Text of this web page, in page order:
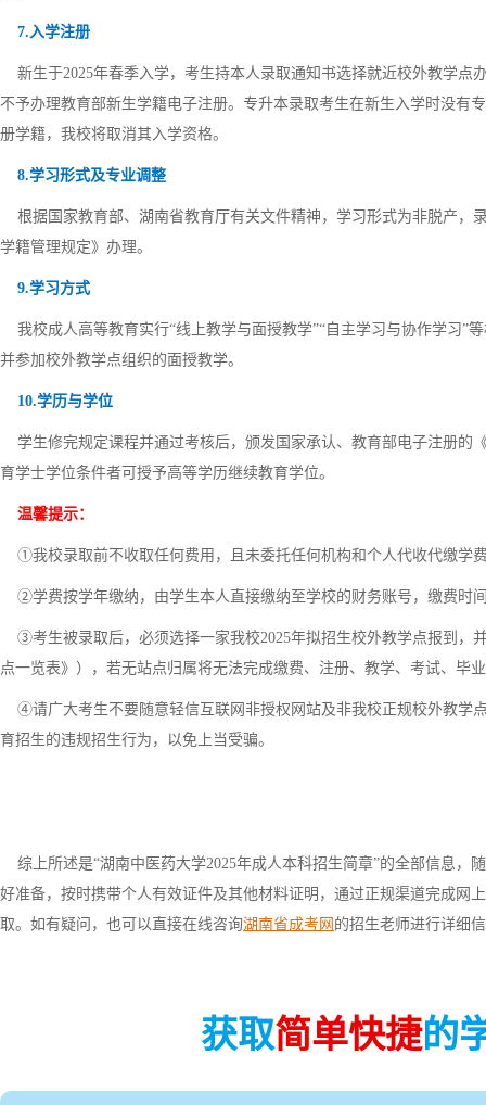
7.入学注册
新生于2025年春季入学，考生持本人录取通知书选择就近校外教学点
不予办理教育部新生学籍电子注册。专升本录取考生在新生入学时没有
册学籍，我校将取消其入学资格。
8.学习形式及专业调整
根据国家教育部、湖南省教育厅有关文件精神，学习形式为非脱产，
学籍管理规定》办理。
9.学习方式
我校成人高等教育实行“线上教学与面授教学”“自主学习与协作学习”
并参加校外教学点组织的面授教学。
10.学历与学位
学生修完规定课程并通过考核后，颁发国家承认、教育部电子注册的
育学士学位条件者可授予高等学历继续教育学位。
温馨提示：
①我校录取前不收取任何费用，且未委托任何机构和个人代收代缴学
②学费按学年缴纳，由学生本人直接缴纳至学校的财务账号，缴费时
③考生被录取后，必须选择一家我校2025年拟招生校外教学点报到，
点一览表》），若无站点归属将无法完成缴费、注册、教学、考试、毕
④请广大考生不要随意轻信互联网非授权网站及非我校正规校外教学
育招生的违规招生行为，以免上当受骗。
综上所述是“湖南中医药大学2025年成人本科招生简章”的全部信息，
好准备，按时携带个人有效证件及其他材料证明，通过正规渠道完成网
取。如有疑问，也可以直接在线咨询湖南省成考网 的招生老师进行详细
获取简单快捷的